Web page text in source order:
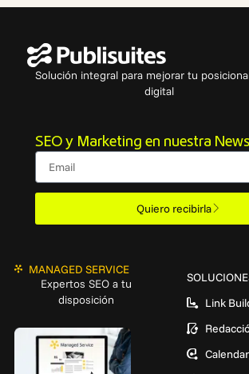
Solución integral para mejorar tu
digital
SEO y Marketing en nuestra
Email
Quiero recibirla
MANAGED SERVICE
Expertos SEO a tu
disposición
Link